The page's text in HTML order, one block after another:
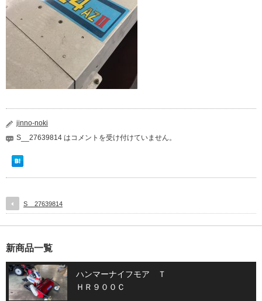
jinno-noki
S__27639814 はコメントを受け付けていません。
S__27639814
新商品一覧
ハンマーナイフモア Ｔ
ＨＲ９００Ｃ